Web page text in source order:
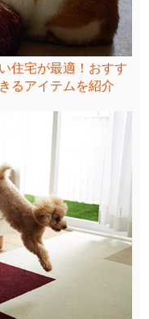
住宅が最適！おすす
るアイテムを紹介